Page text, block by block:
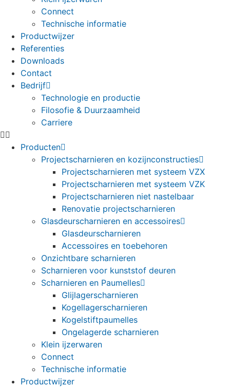
Connect
Technische informatie
Productwijzer
Referenties
Downloads
Contact
Bedrijf
Technologie en productie
Filosofie & Duurzaamheid
Carriere
Producten
Projectscharnieren en kozijnconstructies
Projectscharnieren met systeem VZX
Projectscharnieren met systeem VZK
Projectscharnieren niet nastelbaar
Renovatie projectscharnieren
Glasdeurscharnieren en accessoires
Glasdeurscharnieren
Accessoires en toebehoren
Onzichtbare scharnieren
Scharnieren voor kunststof deuren
Scharnieren en Paumelles
Glijlagerscharnieren
Kogellagerscharnieren
Kogelstiftpaumelles
Ongelagerde scharnieren
Klein ijzerwaren
Connect
Technische informatie
Productwijzer